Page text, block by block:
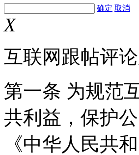
确定 取消
X
互联网跟帖评
第一条 为规范
共利益，保护
《中华人民共